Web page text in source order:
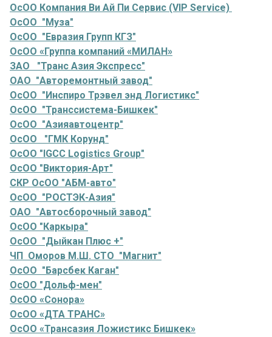
ОсОО Компания Ви Ай Пи Сервис (VIP Service)
ОсОО "Муза"
ОсОО "Евразия Групп КГЗ"
ОсОО «Группа компаний «МИЛАН»
ЗАО "Транс Азия Экспресс"
ОАО "Авторемонтный завод"
ОсОО "Инспиро Трэвел энд Логистикс"
ОсОО "Транссистема-Бишкек"
ОсОО "Азияавтоцентр"
ОсОО "ГМК Корунд"
ОсОО "IGCC Logistics Group"
ОсОО "Виктория-Арт"
СКР ОсОО "АБМ-авто"
ОсОО "РОСТЭК-Азия"
ОАО "Автосборочный завод"
ОсОО "Каркыра"
ОсОО "Дыйкан Плюс +"
ЧП Оморов М.Ш. СТО "Магнит"
ОсОО "Барсбек Каган"
ОсОО "Дольф-мен"
ОсОО «Сонора»
ОсОО «ДТА ТРАНС»
ОсОО «Трансазия Ложистикс Бишкек»